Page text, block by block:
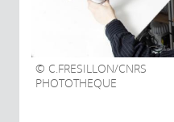
C.FRESILLON/CNRS
PHOTOTHEQUE